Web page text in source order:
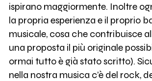
ispirano maggiormente. Inoltre
la propria esperienza e il proprio
musicale, cosa che contribuisce
una proposta il più originale
ormai tutto è già stato scritto).
nella nostra musica c’è del rock,